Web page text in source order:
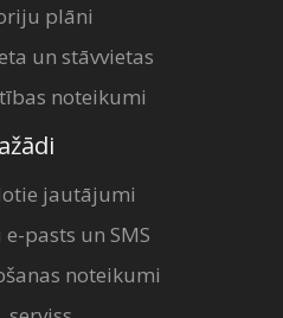
plāni
un stāvvietas
noteikumi
jautājumi
pasts un SMS
noteikumi